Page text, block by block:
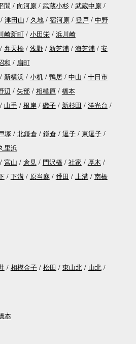
間 向河原 武蔵小杉
武蔵中原
津田山 久地 宿河原 登戸
中野
崎新町 小田栄
浜川崎
弁天橋 浅野 新芝浦 海芝浦
安
和
扇町
新横浜 小机 鴨居 中山
十日市
辺 矢部 相模原
橋本
山手 根岸 磯子 新杉田
洋光台
塚 北鎌倉 鎌倉 逗子
東逗子
里浜
宮山 倉見 門沢橋 社家
厚木
下溝 原当麻 番田 上溝
南橋
相模金子 松田 東山北
山北
本